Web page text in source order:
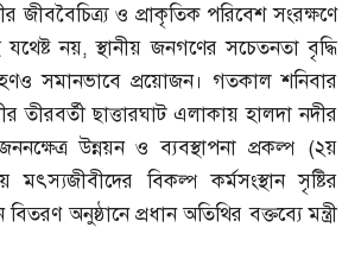
জীববৈচিত্র্য ও প্রাকৃতিক পরিবেশ সংরক্ষণে
নয়,স্থানীয় জনগণের সচেতনতা বৃদ্ধি
সমানভাবে প্রয়োজন। গতকাল শনিবার
তীরবর্তী ছাত্তারঘাট এলাকায় হালদা নদীর
উন্নয়ন ও ব্যবস্থাপনা প্রকল্প (২য়
বিকল্প কর্মসংস্থান সৃষ্টির
অনুষ্ঠানে প্রধান অতিথির বক্তব্যে মন্ত্রী